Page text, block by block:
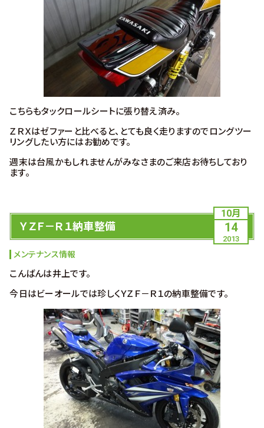
こちらもタックロールシートに張り替え済み。
ＺＲＸはゼファーと比べると、とても良く走りますのでロングツー
リングしたい方にはお勧めです。
週末は台風かもしれませんがみなさまのご来店お待ちしており
ます。
10月
14
2013
ＹＺＦ－Ｒ１納車整備
メンテナンス情報
こんばんは井上です。
今日はビーオールでは珍しくＹＺＦ－Ｒ１の納車整備です。